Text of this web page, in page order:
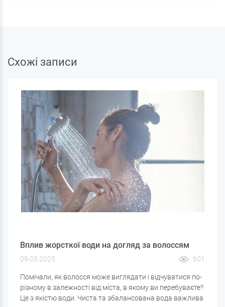
Схожі записи
Вплив жорсткої води на догляд за волоссям
09.05.2025 601
Помічали, як волосся може виглядати і відчуватися по-
різному в залежності від міста, в якому ви перебуваєте?
Це з якістю води. Чиста та збалансована вода важлива